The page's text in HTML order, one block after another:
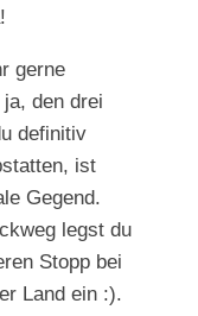
gerne
den drei
definitiv
ist
Gegend.
legst du
Stopp bei
Land ein :).